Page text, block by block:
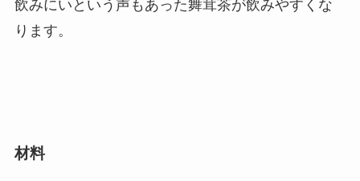
飲みにいという声もあった舞茸茶が飲みやすくな
ります。
材料